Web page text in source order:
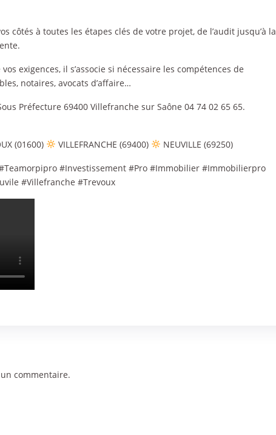
côtés à toutes les étapes clés de votre projet, de l’audit jusqu’à la
exigences, il s’associe si nécessaire les compétences de
notaires, avocats d’affaire…
Préfecture 69400 Villefranche sur Saône 04 74 02 65 65.
(01600) VILLEFRANCHE (69400) NEUVILLE (69250)
#Investissement #Pro #Immobilier #Immobilierpro
#Villefranche #Trevoux
commentaire.